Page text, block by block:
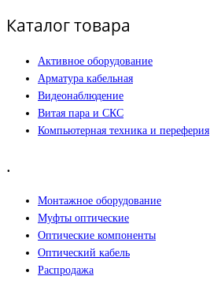
Каталог товара
Активное оборудование
Арматура кабельная
Видеонаблюдение
Витая пара и СКС
Компьютерная техника и переферия
.
Монтажное оборудование
Муфты оптические
Оптические компоненты
Оптический кабель
Распродажа